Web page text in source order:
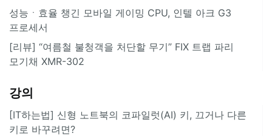
성능ㆍ효율 챙긴 모바일 게이밍 CPU, 인텔 아크 G3
프로세서
[리뷰] “여름철 불청객을 처단할 무기” FIX 트랩 파리
모기채 XMR-302
강의
[IT하는법] 신형 노트북의 코파일럿(AI) 키, 끄거나 다른
키로 바꾸려면?